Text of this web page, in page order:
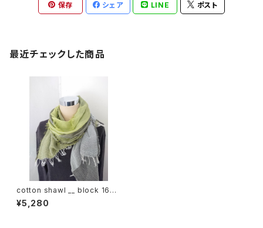
保存 シェア LINE ポスト
最近チェックした商品
cotton shawl __ block 160
緑陰w
¥5,280